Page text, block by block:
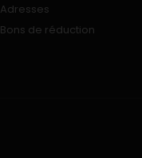
Adresses
Bons de réduction